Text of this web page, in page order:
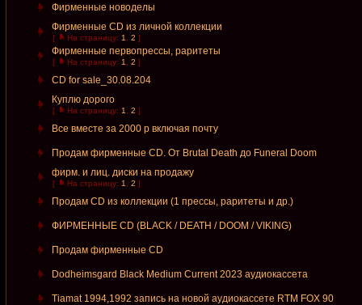
Фирменные новоделы
Фирменные CD из личной коллекции
[ На страницу: 1 2 ]
Фирменные первопрессы, раритеты
[ На страницу: 1 2 ]
CD for sale_30.08.204
Куплю дорого
[ На страницу: 1 2 ]
Все вместе за 2000 р включая почту
Продам фирменные CD. От Brutal Death до Funeral Doom
фирм. и лиц. диски на продажу
[ На страницу: 1 2 ]
Продам CD из коллекции (1 прессы, раритеты и др.)
ФИРМЕННЫЕ CD (BLACK / DEATH / DOOM / VIKING)
Продам фирменные СD
Dodheimsgard Black Medium Current 2023 аудиокассета
Tiamat 1994,1992 запись на новой аудиокассете RTM FOX 90